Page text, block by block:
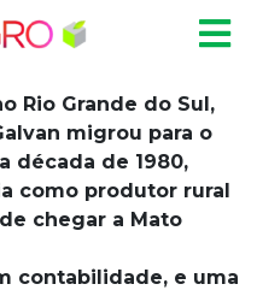
Rio Grande do Sul,
migrou para o
década de 1980,
como produtor rural
chegar a Mato
contabilidade, e uma